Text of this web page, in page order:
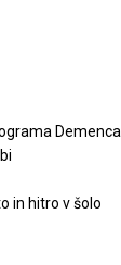
Demenca
in hitro v šolo